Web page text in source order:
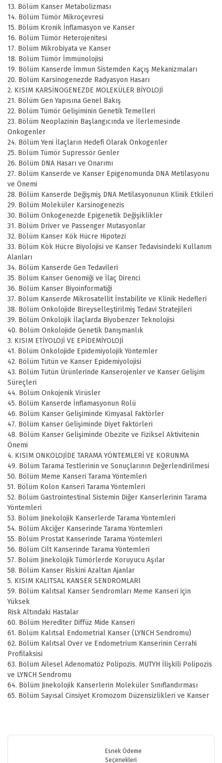
13. Bölüm Kanser Metabolizması
14. Bölüm Tümör Mikroçevresi
15. Bölüm Kronik İnflamasyon ve Kanser
16. Bölüm Tümör Heterojenitesi
17. Bölüm Mikrobiyata ve Kanser
18. Bölüm Tümör İmmünolojisi
19. Bölüm Kanserde İmmun Sistemden Kaçış Mekanizmaları
20. Bölüm Karsinogenezde Radyasyon Hasarı
2. KISIM KARSİNOGENEZDE MOLEKÜLER BİYOLOJİ
21. Bölüm Gen Yapısına Genel Bakış
22. Bölüm Tümör Gelişiminin Genetik Temelleri
23. Bölüm Neoplazinin Başlangıcında ve İlerlemesinde
Onkogenler
24. Bölüm Yeni İlaçların Hedefi Olarak Onkogenler
25. Bölüm Tümör Supressör Genler
26. Bölüm DNA Hasarı ve Onarımı
27. Bölüm Kanserde ve Kanser Epigenomunda DNA Metilasyonu
ve Önemi
28. Bölüm Kanserde Değişmiş DNA Metilasyonunun Klinik Etkileri
29. Bölüm Moleküler Karsinogenezis
30. Bölüm Onkogenezde Epigenetik Değişiklikler
31. Bölüm Driver ve Passenger Mutasyonlar
32. Bölüm Kanser Kök Hücre Hipotezi
33. Bölüm Kök Hücre Biyolojisi ve Kanser Tedavisindeki Kullanım
Alanları
34. Bölüm Kanserde Gen Tedavileri
35. Bölüm Kanser Genomiği ve İlaç Direnci
36. Bölüm Kanser Biyoinformatiği
37. Bölüm Kanserde Mikrosatellit İnstabilite ve Klinik Hedefleri
38. Bölüm Onkolojide Bireyselleştirilmiş Tedavi Stratejileri
39. Bölüm Onkolojik İlaçlarda Biyobenzer Teknolojisi
40. Bölüm Onkolojide Genetik Danışmanlık
3. KISIM ETİYOLOJİ VE EPİDEMİYOLOJİ
41. Bölüm Onkolojide Epidemiyolojik Yöntemler
42. Bölüm Tütün ve Kanser Epidemiyolojisi
43. Bölüm Tütün Ürünlerinde Kanserojenler ve Kanser Gelişim
Süreçleri
44. Bölüm Onkojenik Virüsler
45. Bölüm Kanserde İnflamasyonun Rolü
46. Bölüm Kanser Gelişiminde Kimyasal Faktörler
47. Bölüm Kanser Gelişiminde Diyet Faktörleri
48. Bölüm Kanser Gelişiminde Obezite ve Fiziksel Aktivitenin
Önemi
4. KISIM ONKOLOJİDE TARAMA YÖNTEMLERİ VE KORUNMA
49. Bölüm Tarama Testlerinin ve Sonuçlarının Değerlendirilmesi
50. Bölüm Meme Kanseri Tarama Yöntemleri
51. Bölüm Kolon Kanseri Tarama Yöntemleri
52. Bölüm Gastrointestinal Sistemin Diğer Kanserlerinin Tarama
Yöntemleri
53. Bölüm Jinekolojik Kanserlerde Tarama Yöntemleri
54. Bölüm Akciğer Kanserinde Tarama Yöntemleri
55. Bölüm Prostat Kanserinde Tarama Yöntemleri
56. Bölüm Cilt Kanserinde Tarama Yöntemleri
57. Bölüm Jinekolojik Tümörlerde Koruyucu Aşılar
58. Bölüm Kanser Riskini Azaltan Ajanlar
5. KISIM KALITSAL KANSER SENDROMLARI
59. Bölüm Kalıtsal Kanser Sendromları Meme Kanseri için
Yüksek
Risk Altındaki Hastalar
60. Bölüm Herediter Diffüz Mide Kanseri
61. Bölüm Kalıtsal Endometrial Kanser (LYNCH Sendromu)
62. Bölüm Kalıtsal Over ve Endometrium Kanserinin Cerrahi
Profilaksisi
63. Bölüm Ailesel Adenomatöz Polipozis. MUTYH İlişkili Polipozis
ve LYNCH Sendromu
64. Bölüm Jinekolojik Kanserlerin Moleküler Sınıflandırması
65. Bölüm Sayısal Cinsiyet Kromozom Düzensizlikleri ve Kanser
Bu ürüne ilk yorumu siz yapın!
Görüş ve önerileriniz için teşekkür ederiz.
Esnek Ödeme
Seçenekleri